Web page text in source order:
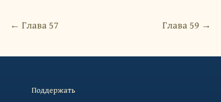
← Глава 57 Глава 59 →
Поддержать